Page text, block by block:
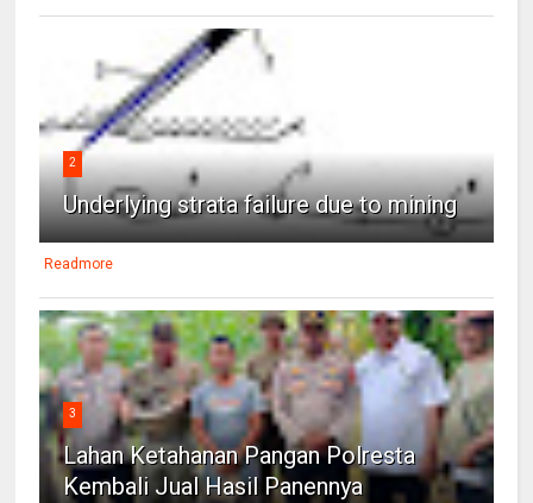
2
Underlying strata failure due to mining
Readmore
3
Lahan Ketahanan Pangan Polresta
Kembali Jual Hasil Panennya